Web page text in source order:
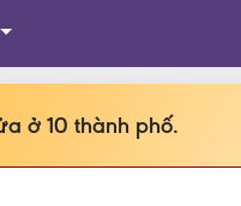
ở 10 thành phố.